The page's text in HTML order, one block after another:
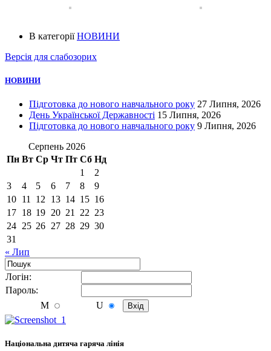
В категоріїНОВИНИ
Версія для слабозорих
НОВИНИ
Підготовка до нового навчального року 27 Липня, 2026
День Української Державності 15 Липня, 2026
Підготовка до нового навчального року 9 Липня, 2026
Серпень 2026
Пн Вт Ср Чт Пт Сб Нд
1
2
3
4 5 6 7 8
9
10 11 12 13 14 15 16
17 18 19 20 21 22 23
24 25 26 27 28 29 30
31
« Лип
Логiн:
Пароль:
M
U
Національна дитяча гаряча лінія